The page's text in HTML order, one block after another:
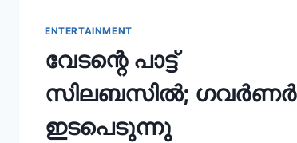
ENTERTAINMENT
വേടന്റെ പാട്ട്
സിലബസിൽ; ഗവർണർ
ഇടപെടുന്നു